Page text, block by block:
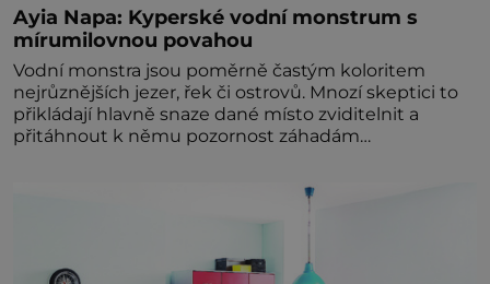
Ayia Napa: Kyperské vodní monstrum s
mírumilovnou povahou
Vodní monstra jsou poměrně častým koloritem
nejrůznějších jezer, řek či ostrovů. Mnozí skeptici to
přikládají hlavně snaze dané místo zviditelnit a
přitáhnout k němu pozornost záhadám